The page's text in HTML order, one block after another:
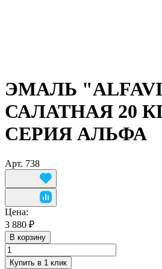
ЭМАЛЬ
САЛАТНАЯ 20
СЕРИЯ АЛЬФА
Арт. 738
Цена:
3 880 ₽
В корзину
Купить в 1 клик